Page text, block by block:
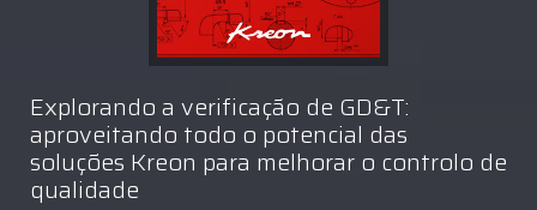
Explorando a verificação de GD&T:
aproveitando todo o potencial das
soluções Kreon para melhorar o controlo de
qualidade